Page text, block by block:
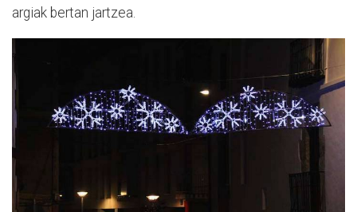
argiak bertan jartzea.